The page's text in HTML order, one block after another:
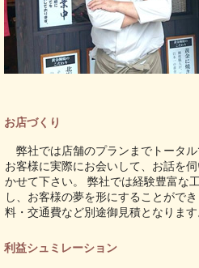
お店づくり
弊社では店舗のプランまでトータル
お客様に実際にお会いして、お話を
かせて下さい。 弊社では経験豊富な
し、お客様の夢を形にすることがで
料・交通費など別途御見積となります
利益シュミレーション